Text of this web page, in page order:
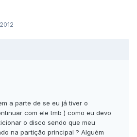
a parte de se eu já tiver o
com ele tmb ) como eu devo
o disco sendo que meu
na partição principal ? Alguém